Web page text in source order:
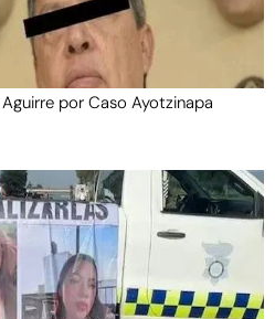
por Caso Ayotzinapa